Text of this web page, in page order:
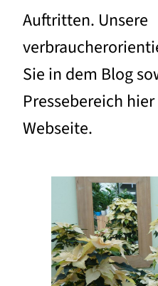
Auftritten. Unsere
Sie in dem Blog
Pressebereich
Webseite.